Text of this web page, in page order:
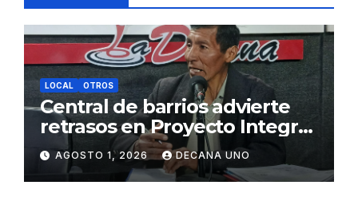
LOCAL OTROS
Central de barrios advierte
retrasos en Proyecto Integral
de Agua y Alcantarillado para
Juliaca
AGOSTO 1, 2026 DECANA UNO